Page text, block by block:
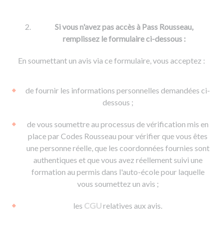
Si vous n'avez pas accès à Pass Rousseau,
remplissez le formulaire ci-dessous :
En soumettant un avis via ce formulaire, vous acceptez :
de fournir les informations personnelles demandées ci-
dessous ;
de vous soumettre au processus de vérification mis en
place par Codes Rousseau pour vérifier que vous êtes
une personne réelle, que les coordonnées fournies sont
authentiques et que vous avez réellement suivi une
formation au permis dans l'auto-école pour laquelle
vous soumettez un avis ;
les CGUrelatives aux avis.